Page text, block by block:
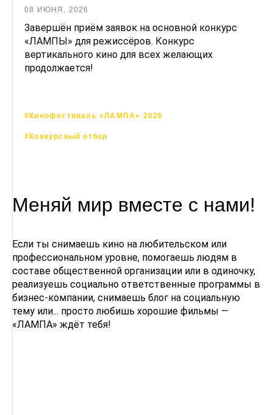
08 ИЮНЯ, 2026
Завершён приём заявок на основной конкурс
«ЛАМПЫ» для режиссёров. Конкурс
вертикального кино для всех желающих
продолжается!
#Кинофестиваль «ЛАМПА» 2026
#Конкурсный отбор
Меняй мир вместе с нами!
Если ты снимаешь кино на любительском или
профессиональном уровне, помогаешь людям в
составе общественной организации или в одиночку,
реализуешь социально ответственные программы в
бизнес-компании, снимаешь блог на социальную
тему или... просто любишь хорошие фильмы —
«ЛАМПА» ждёт тебя!